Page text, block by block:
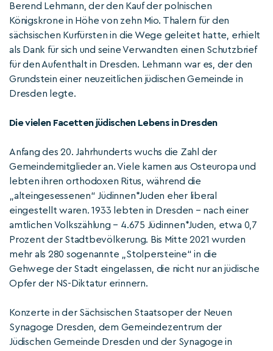
Berend Lehmann, der den Kauf der polnischen
Königskrone in Höhe von zehn Mio. Thalern für den
sächsischen Kurfürsten in die Wege geleitet hatte, erhielt
als Dank für sich und seine Verwandten einen Schutzbrief
für den Aufenthalt in Dresden. Lehmann war es, der den
Grundstein einer neuzeitlichen jüdischen Gemeinde in
Dresden legte.
Die vielen Facetten jüdischen Lebens in Dresden
Anfang des 20. Jahrhunderts wuchs die Zahl der
Gemeindemitglieder an. Viele kamen aus Osteuropa und
lebten ihren orthodoxen Ritus, während die
„alteingesessenen“ Jüdinnen*Juden eher liberal
eingestellt waren. 1933 lebten in Dresden – nach einer
amtlichen Volkszählung – 4.675 Jüdinnen*Juden, etwa 0,7
Prozent der Stadtbevölkerung. Bis Mitte 2021 wurden
mehr als 280 sogenannte „Stolpersteine“ in die
Gehwege der Stadt eingelassen, die nicht nur an jüdische
Opfer der NS-Diktatur erinnern.
Konzerte in der Sächsischen Staatsoper der Neuen
Synagoge Dresden, dem Gemeindezentrum der
Jüdischen Gemeinde Dresden und der Synagoge in